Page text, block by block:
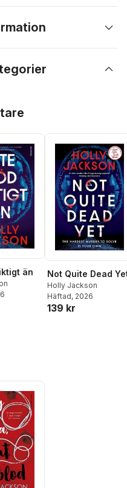
än
Totalt antal röster:
Not Quite Dead
Holly Jackson
Häftad, 2026
139 kr